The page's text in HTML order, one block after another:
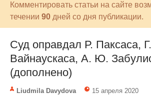
Комментировать статьи на сайте
течении 90 дней со дня публикации.
Суд оправдал Р. Паксаса, Г.
Вайнаускаса, А. Ю.
(дополнено)
Liudmila Davydova 15 апреля 2020